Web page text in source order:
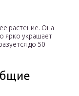
растение. Она
ярко украшает
до 50